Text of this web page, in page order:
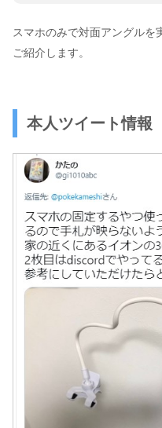
スマホのみで対面アングルを
ご紹介します。
本人ツイート情報